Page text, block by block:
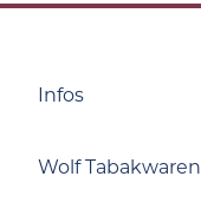
Infos
Wolf Tabakwaren